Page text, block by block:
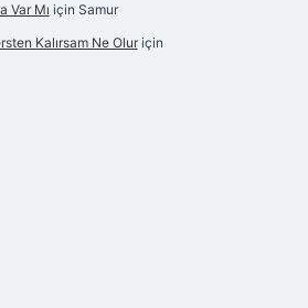
Var Mı için Samur
Kalırsam Ne Oluriçin